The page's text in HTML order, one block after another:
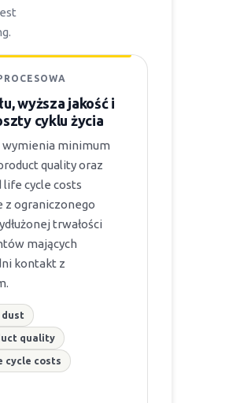
wyższa jakość i
cyklu życia
wymienia minimum
quality oraz
cycle costs
z ograniczonego
trwałości
mających
kontakt z
dust
quality
cycle costs